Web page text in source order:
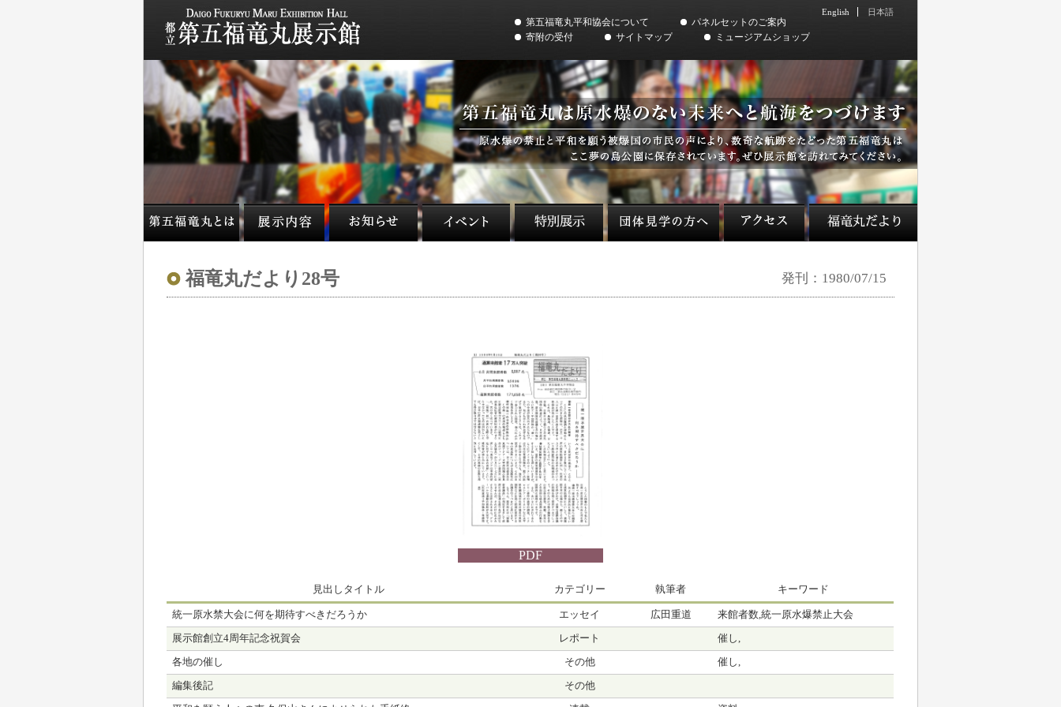
第五福竜丸平和協会について
パネルセットのご案内
寄附の受付
サイトマップ ミュージアムショップ
English 日本語
福竜丸だより28号 発刊：1980/07/15
PDF
見出しタイトル カテゴリー 執筆者 キーワード
統一原水禁大会に何を期待すべきだろうか エッセイ 広田重道 来館者数,統一原水爆禁止大会
展示館創立4周年記念祝賀会 レポート 催し,
各地の催し その他 催し,
編集後記 その他